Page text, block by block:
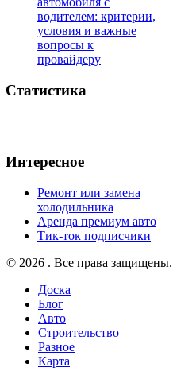
водителем: критерии,
условия и важные
вопросы к
провайдеру
Статистика
Интересное
Ремонт или замена
холодильника
Аренда премиум авто
Тик-ток подписчики
© 2026 . Все права защищены.
Доска
Блог
Авто
Строительство
Разное
Карта